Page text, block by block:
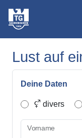
Lust auf
Deine Daten
divers
Vorname